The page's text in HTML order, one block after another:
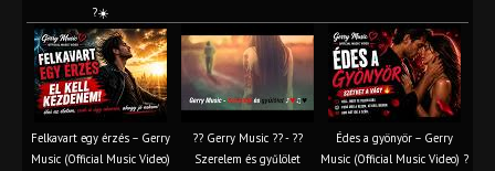
?☀️
Felkavart egy érzés – Gerry
Music (Official Music Video)
?? Gerry Music ?? - ??
Szerelem és gyűlölet
Édes a gyönyör – Gerry
Music (Official Music Video) ?